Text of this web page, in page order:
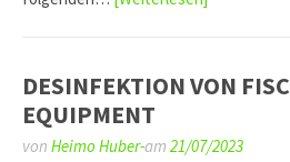
DESINFEKTION VON
EQUIPMENT
von Heimo Huber-am 21/07/2023